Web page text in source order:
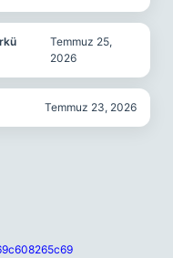
Temmuz 25,
2026
Temmuz 23, 2026